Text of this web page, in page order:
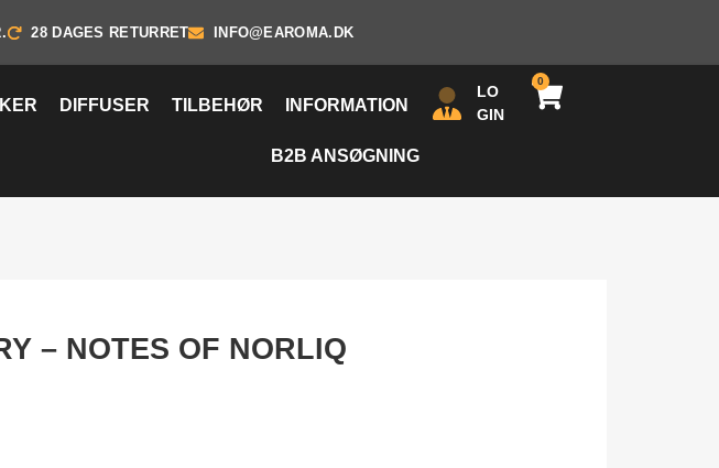
28 DAGES RETURRET INFO@EAROMA.DK
DIFFUSER TILBEHØR INFORMATION
B2B ANSØGNING
LO
GIN
0
– NOTES OF NORLIQ